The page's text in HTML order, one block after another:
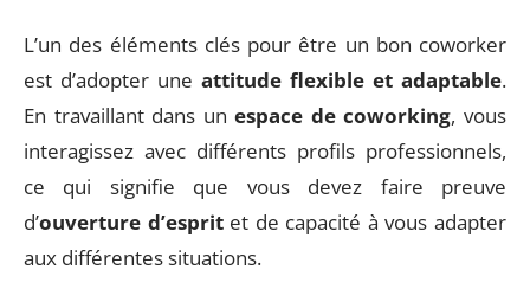
L’un des éléments clés pour être un bon coworker
est d’adopter une attitude flexible et adaptable.
En travaillant dans unespace de coworking, vous
interagissez avec différents profils professionnels,
ce qui signifie que vous devez faire preuve
d’ouverture d’espritet de capacité à vous adapter
aux différentes situations.